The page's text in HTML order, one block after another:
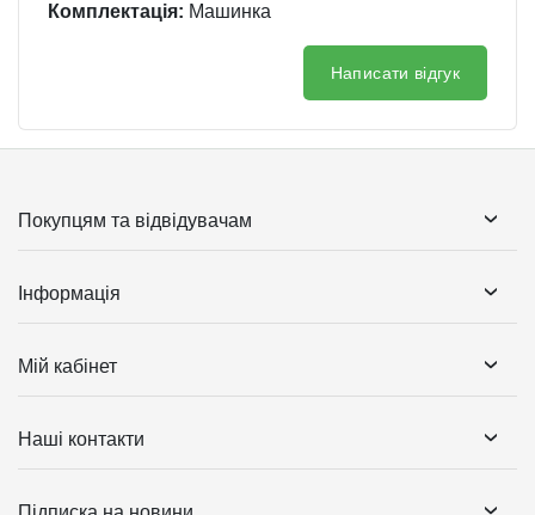
Комплектація: Машинка
Написати відгук
Покупцям та відвідувачам
Інформація
Мій кабінет
Наші контакти